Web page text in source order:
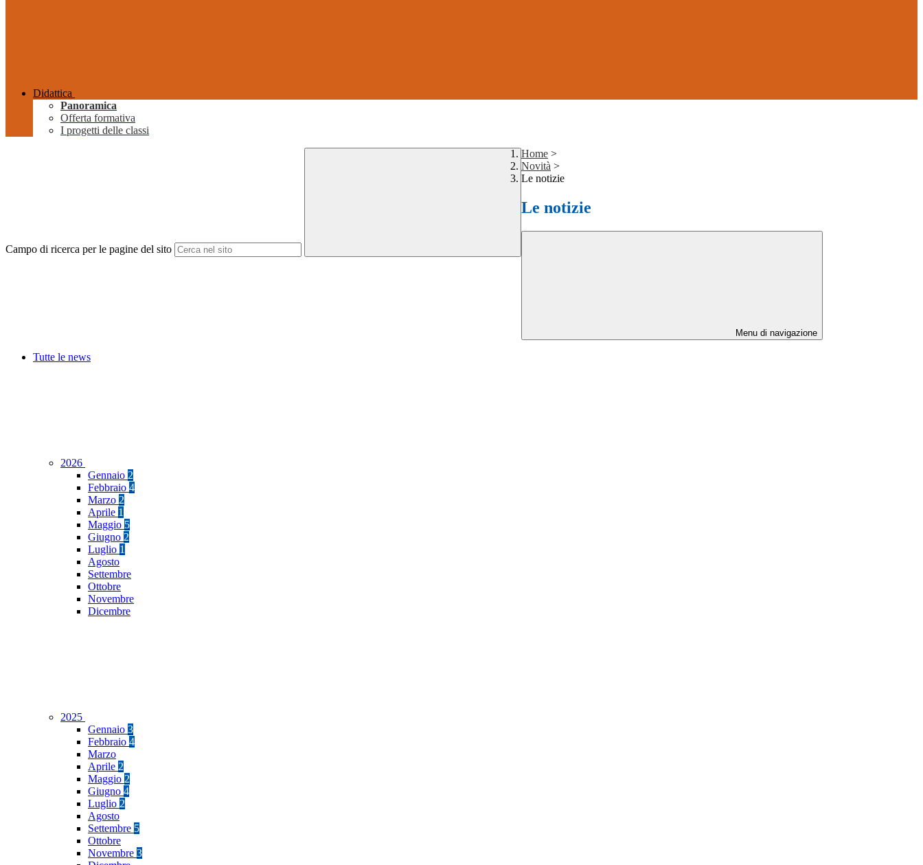
Didattica
Panoramica
Offerta formativa
I progetti delle classi
Campo di ricerca per le pagine del sito
Home >
Novità >
Le notizie
Le notizie
Menu di navigazione
Tutte le news
2026
Gennaio 2
Febbraio 4
Marzo 2
Aprile 1
Maggio 5
Giugno 2
Luglio 1
Agosto
Settembre
Ottobre
Novembre
Dicembre
2025
Gennaio 3
Febbraio 4
Marzo
Aprile 2
Maggio 2
Giugno 4
Luglio 2
Agosto
Settembre 5
Ottobre
Novembre 3